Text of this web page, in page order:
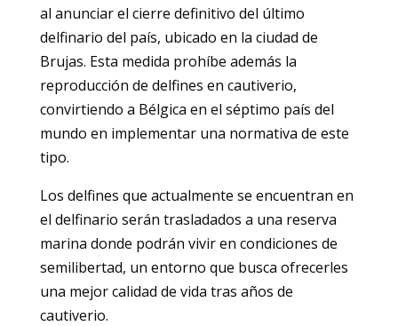
al anunciar el cierre definitivo del último
delfinario del país, ubicado en la ciudad de
Brujas. Esta medida prohíbe además la
reproducción de delfines en cautiverio,
convirtiendo a Bélgica en el séptimo país del
mundo en implementar una normativa de este
tipo.
Los delfines que actualmente se encuentran en
el delfinario serán trasladados a una reserva
marina donde podrán vivir en condiciones de
semilibertad, un entorno que busca ofrecerles
una mejor calidad de vida tras años de
cautiverio.